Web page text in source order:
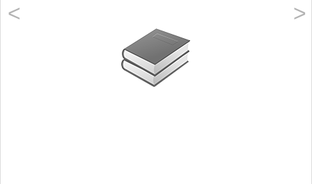
< >